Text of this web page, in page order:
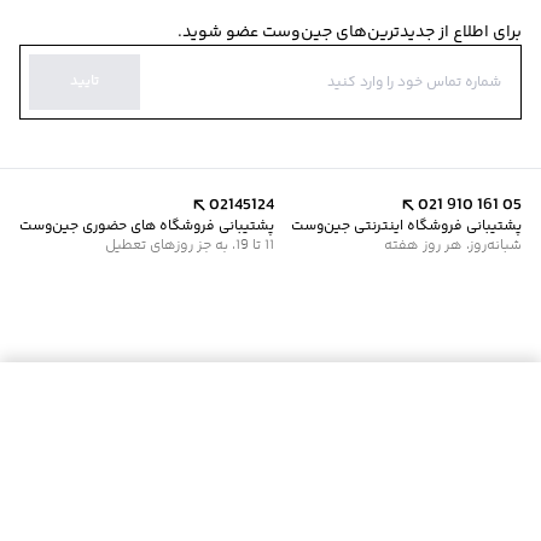
برای اطلاع از جدیدترین‌های جین‌وست عضو شوید.
تایید
021 910 161 05
پشتیبانی فروشگاه اینترنتی جین‌وست
شبانه‌روز، هر روز هفته
02145124
پشتیبانی فروشگاه های حضوری جین‌وست
11 تا 19، به جز روزهای تعطیل